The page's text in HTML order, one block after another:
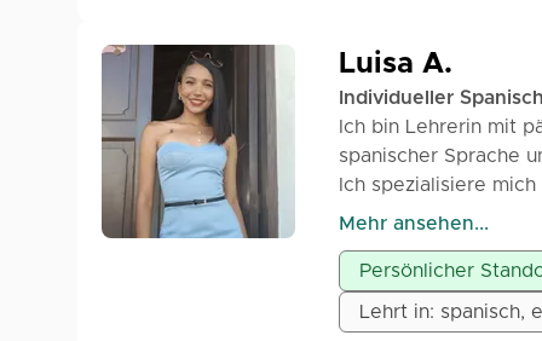
einschließlich
Erklärungen,
nachhaltig zu
Fächer verbessern,
entwickeln, um neue
dass das Lernen
immer mit Geduld,
Präsenzunterricht in
sind.
Luisa A.
Individueller
Ich bin Lehrerin mit
spanischer Sprache
Ich spezialisiere
Leseverständnis und
unterstütze.
Meine Kurse sind
Schülers
Mehr ansehen...
Persönlicher
Lehrt in: spanisch,